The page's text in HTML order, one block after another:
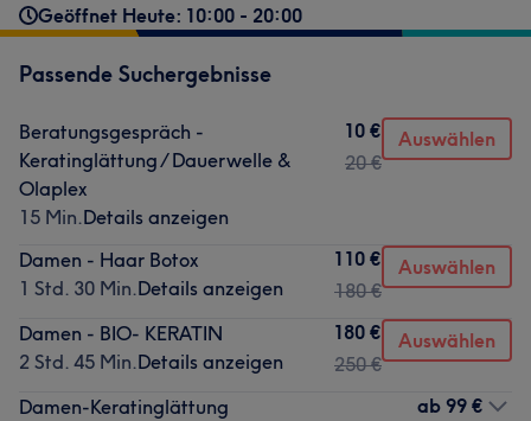
Geöffnet Heute: 10:00 - 20:00
Passende Suchergebnisse
Beratungsgespräch -
Keratinglättung / Dauerwelle &
Olaplex
15 Min.Details anzeigen
10 €
20 €
Auswählen
Damen - Haar Botox
1 Std. 30 Min.Details anzeigen
110 €
180 €
Auswählen
Damen - BIO- KERATIN
2 Std. 45 Min.Details anzeigen
180 €
250 €
Auswählen
Damen-Keratinglättung
ab 99 €